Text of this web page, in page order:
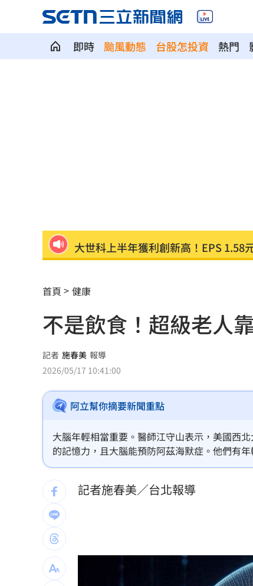
即時 颱風動態 台股怎投資 熱門
大世科上半年獲利創新高！EPS 1.58
週末颱風假？白海豚挾紫暴雨 可能發
4年燒2次！關廟汽材廠大火爆炸波及
黃仁勳點名「下一波浪潮」這族群全面
許富凱攻蛋倒數突公開道歉 真實原因
新／狠詐慈濟10.6億 名律師移審結果
陳智菡賀柯文哲爆抄襲 他狠酸這黨
交過2外籍女友！姜厚任曝曾一年不近
Gmail將砍重要功能 官方：建議提
首頁 健康
不是飲食！超級老人
記者 施春美 報導
2026/05/17 10:41:00
阿立幫你摘要新聞重點
大腦年輕相當重要。醫師江守山表示，美國西
的記憶力，且大腦能預防阿茲海默症。他們有
並保持密切的人際關係。」
記者施春美／台北報導